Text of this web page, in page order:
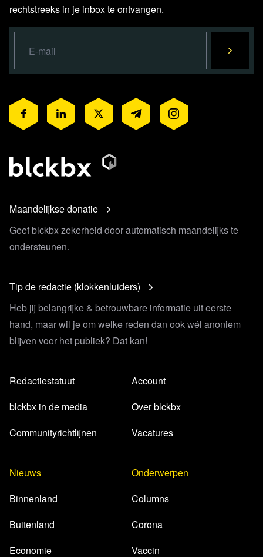
rechtstreeks in je inbox te ontvangen.
Maandelijkse donatie
Geef blckbx zekerheid door automatisch maandelijks te
ondersteunen.
Tip de redactie (klokkenluiders)
Heb jij belangrijke & betrouwbare informatie uit eerste
hand, maar wil je om welke reden dan ook wél anoniem
blijven voor het publiek? Dat kan!
Redactiestatuut
blckbx in de media
Communityrichtlijnen
Account
Over blckbx
Vacatures
Nieuws
Binnenland
Buitenland
Economie
Onderwerpen
Columns
Corona
Vaccin